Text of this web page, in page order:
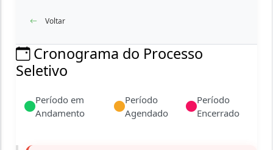
Voltar
Cronograma do Processo
Seletivo
Período em
Andamento
Período
Agendado
Período
Encerrado